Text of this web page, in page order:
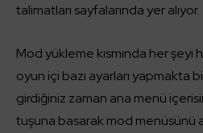
talimatları sayfalarında yer alıyor.
Mod yükleme kısmında her şeyi
oyun içi bazı ayarları yapmakta
girdiğiniz zaman ana menü
tuşuna basarak mod menüsünü